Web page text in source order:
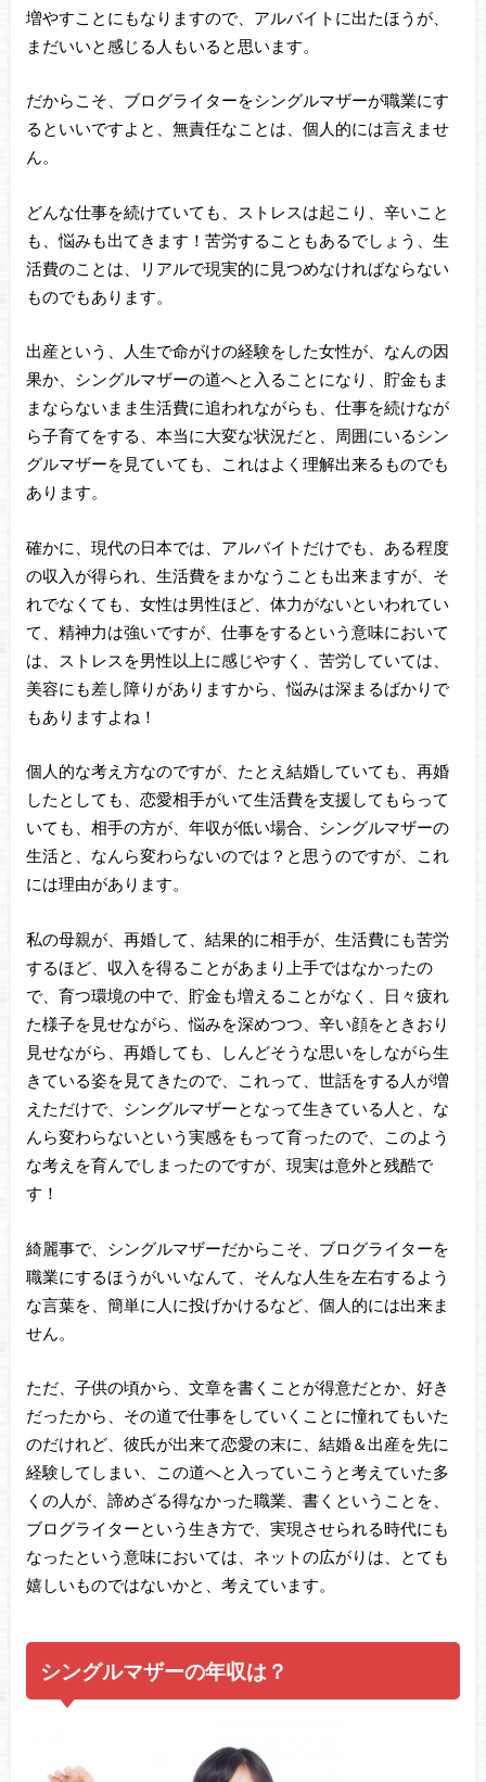
増やすことにもなりますので、アルバイトに出たほうが、
まだいいと感じる人もいると思います。
だからこそ、ブログライターをシングルマザーが職業にす
るといいですよと、無責任なことは、個人的には言えませ
ん。
どんな仕事を続けていても、ストレスは起こり、辛いこと
も、悩みも出てきます！苦労することもあるでしょう、生
活費のことは、リアルで現実的に見つめなければならない
ものでもあります。
出産という、人生で命がけの経験をした女性が、なんの因
果か、シングルマザーの道へと入ることになり、貯金もま
まならないまま生活費に追われながらも、仕事を続けなが
ら子育てをする、本当に大変な状況だと、周囲にいるシン
グルマザーを見ていても、これはよく理解出来るものでも
あります。
確かに、現代の日本では、アルバイトだけでも、ある程度
の収入が得られ、生活費をまかなうことも出来ますが、そ
れでなくても、女性は男性ほど、体力がないといわれてい
て、精神力は強いですが、仕事をするという意味において
は、ストレスを男性以上に感じやすく、苦労していては、
美容にも差し障りがありますから、悩みは深まるばかりで
もありますよね！
個人的な考え方なのですが、たとえ結婚していても、再婚
したとしても、恋愛相手がいて生活費を支援してもらって
いても、相手の方が、年収が低い場合、シングルマザーの
生活と、なんら変わらないのでは？と思うのですが、これ
には理由があります。
私の母親が、再婚して、結果的に相手が、生活費にも苦労
するほど、収入を得ることがあまり上手ではなかったの
で、育つ環境の中で、貯金も増えることがなく、日々疲れ
た様子を見せながら、悩みを深めつつ、辛い顔をときおり
見せながら、再婚しても、しんどそうな思いをしながら生
きている姿を見てきたので、これって、世話をする人が増
えただけで、シングルマザーとなって生きている人と、な
んら変わらないという実感をもって育ったので、このよう
な考えを育んでしまったのですが、現実は意外と残酷で
す！
綺麗事で、シングルマザーだからこそ、ブログライターを
職業にするほうがいいなんて、そんな人生を左右するよう
な言葉を、簡単に人に投げかけるなど、個人的には出来ま
せん。
ただ、子供の頃から、文章を書くことが得意だとか、好き
だったから、その道で仕事をしていくことに憧れてもいた
のだけれど、彼氏が出来て恋愛の末に、結婚＆出産を先に
経験してしまい、この道へと入っていこうと考えていた多
くの人が、諦めざる得なかった職業、書くということを、
ブログライターという生き方で、実現させられる時代にも
なったという意味においては、ネットの広がりは、とても
嬉しいものではないかと、考えています。
シングルマザーの年収は？